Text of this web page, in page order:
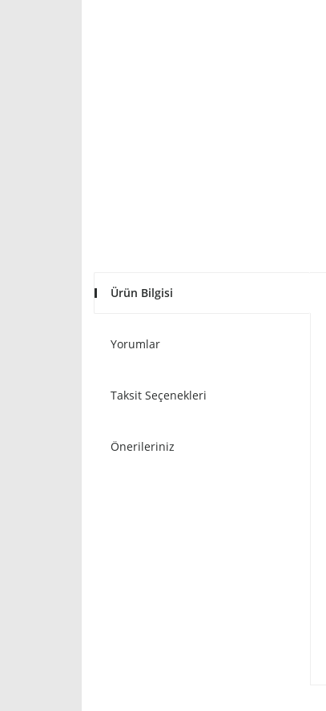
Ürün Bilgisi
Yorumlar
Taksit Seçenekleri
Önerileriniz